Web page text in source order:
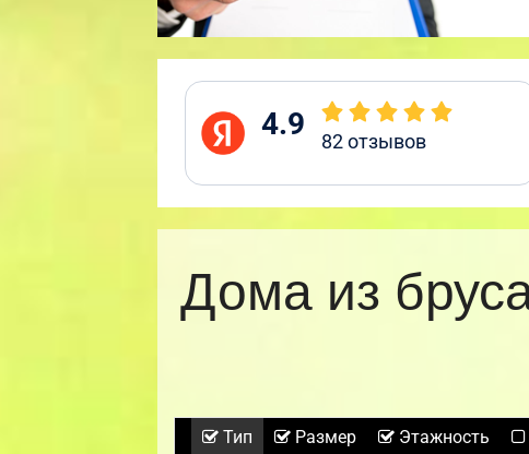
4.9 82отзывов
Дома из
Тип Размер Этажность